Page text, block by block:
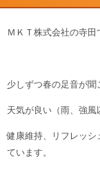
ＭＫＴ株式会社の寺田
少しずつ春の足音が聞
天気が良い（雨、強風
健康維持、リフレッシ
ています。